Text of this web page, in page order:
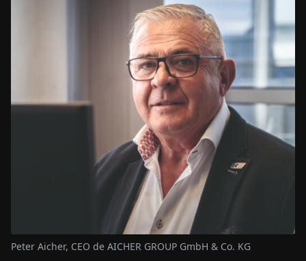
Peter Aicher, CEO de AICHER GROUP GmbH & Co. KG